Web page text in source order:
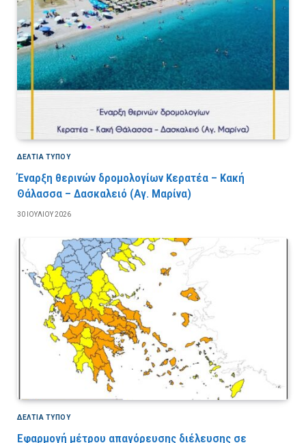
ΔΕΛΤΙΑ ΤΥΠΟΥ
Έναρξη θερινών δρομολογίων Κερατέα – Κακή
Θάλασσα – Δασκαλειό (Αγ. Μαρίνα)
30 ΙΟΥΛΊΟΥ 2026
ΔΕΛΤΙΑ ΤΥΠΟΥ
Εφαρμογή μέτρου απαγόρευσης διέλευσης σε